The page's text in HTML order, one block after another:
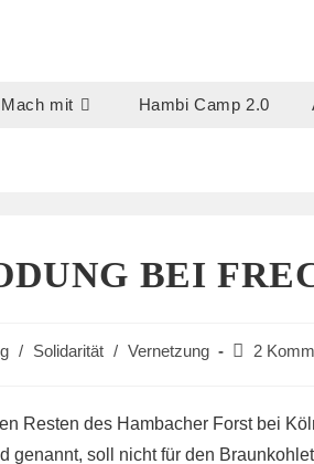
Mach mit Hambi Camp 2.0
BEI
/ Solidarität / Vernetzung
Beitrags-
2
Resten des Hambacher Forst bei
genannt, soll nicht für den